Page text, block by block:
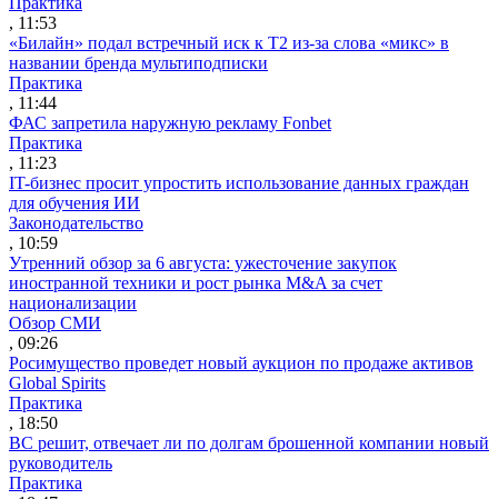
, 11:53
«Билайн» подал встречный иск к Т2 из-за слова «микс» в
названии бренда мультиподписки
Практика
, 11:44
ФАС запретила наружную рекламу Fonbet
Практика
, 11:23
IT-бизнес просит упростить использование данных граждан
для обучения ИИ
Законодательство
, 10:59
Утренний обзор за 6 августа: ужесточение закупок
иностранной техники и рост рынка M&A за счет
национализации
Обзор СМИ
, 09:26
Росимущество проведет новый аукцион по продаже активов
Global Spirits
Практика
, 18:50
ВС решит, отвечает ли по долгам брошенной компании новый
руководитель
Практика